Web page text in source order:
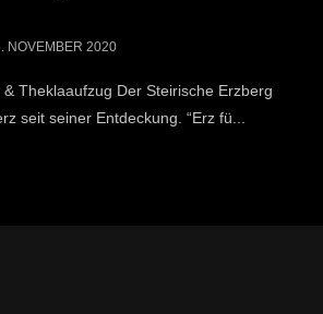
NOVEMBER 2020
Theklaaufzug Der Steirische Erzberg
seit seiner Entdeckung. “Erz fü...